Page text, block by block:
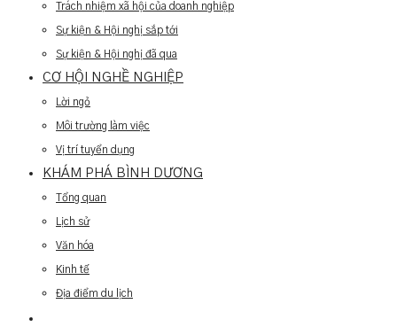
Trách nhiệm xã hội của doanh nghiệp
Sự kiện & Hội nghị sắp tới
Sự kiện & Hội nghị đã qua
CƠ HỘI NGHỀ NGHIỆP
Lời ngỏ
Môi trường làm việc
Vị trí tuyển dụng
KHÁM PHÁ BÌNH DƯƠNG
Tổng quan
Lịch sử
Văn hóa
Kinh tế
Địa điểm du lịch